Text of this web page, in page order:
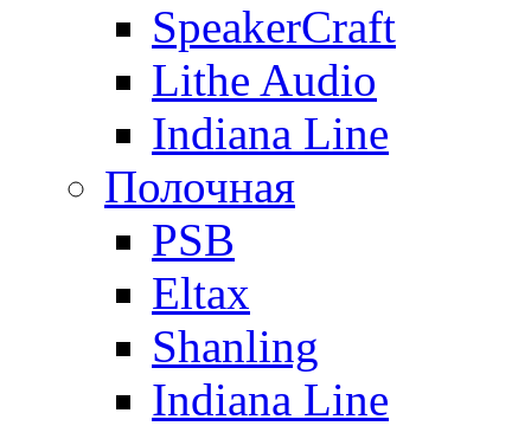
SpeakerCraft
Lithe Audio
Indiana Line
Полочная
PSB
Eltax
Shanling
Indiana Line